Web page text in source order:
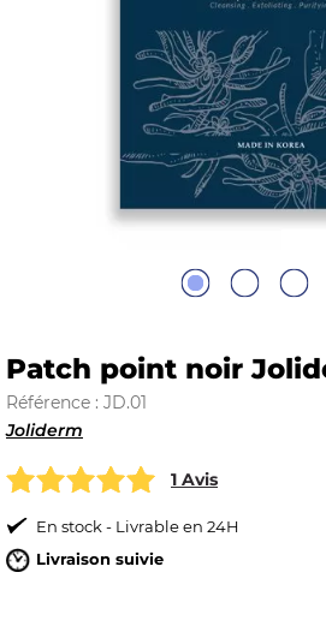
Patch point noir
Référence : JD.01
Joliderm
1 Avis
En stock - Livrable en 24H
Livraison suivie